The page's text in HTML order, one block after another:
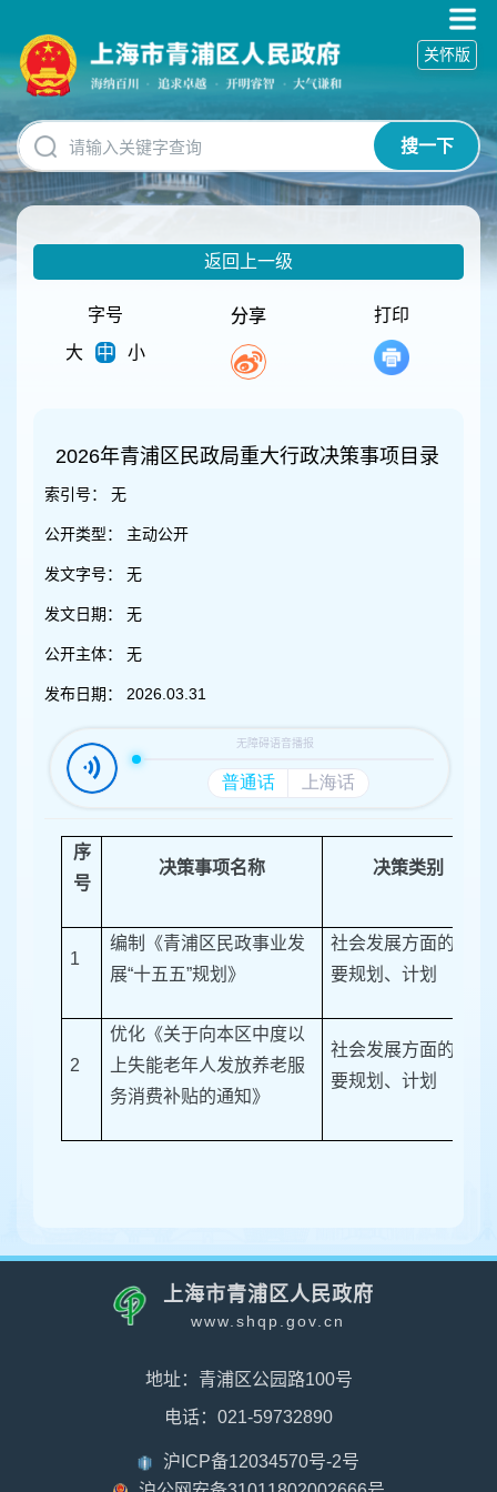
碍
操
明
跳
转
到
网
搜一下
关怀版
返回上一级
字号
大
中 小
分享 打印
2026年青浦区民政局重大行政决策事项目录
索引号： 无
公开类型： 主动公开
发文字号： 无
发文日期： 无
公开主体： 无
发布日期： 2026.03.31
序
号
决策事项名称 决策类别
1
编制《青浦区民政事业发
展“十五五”规划》
社会发展方面的重
要规划、计划
2
优化《关于向本区中度以
上失能老年人发放养老服
务消费补贴的通知》
社会发展方面的重
要规划、计划
上海市青浦区人民政府
www.shqp.gov.cn
地址：青浦区公园路100号
电话：021-59732890
沪ICP备12034570号-2号